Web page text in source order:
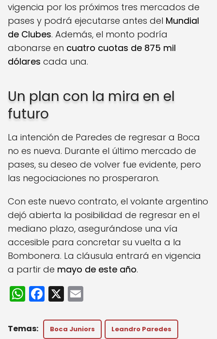
vigencia por los próximos tres mercados de
pases y podrá ejecutarse antes del Mundial
de Clubes. Además, el monto podría
abonarse en cuatro cuotas de 875 mil
dólares cada una.
Un plan con la mira en el
futuro
La intención de Paredes de regresar a Boca
no es nueva. Durante el último mercado de
pases, su deseo de volver fue evidente, pero
las negociaciones no prosperaron.
Con este nuevo contrato, el volante argentino
dejó abierta la posibilidad de regresar en el
mediano plazo, asegurándose una vía
accesible para concretar su vuelta a la
Bombonera. La cláusula entrará en vigencia
a partir de mayo de este año.
W
h
a
F
a
c
X
ai
Boca Juniors Leandro Paredes